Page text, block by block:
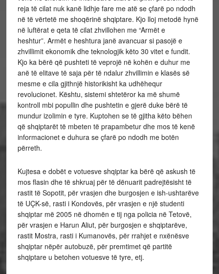
reja të cilat nuk kanë lidhje fare me atë se çfarë po ndodh
në të vërtetë me shoqërinë shqiptare. Kjo lloj metodë hynë
në luftërat e qeta të cilat zhvillohen me “Armët e
heshtur”. Armët e heshtura janë avancuar si pasojë e
zhvillimit ekonomik dhe teknologjik këto 30 vitet e fundit.
Kjo ka bërë që pushteti të veprojë në kohën e duhur me
anë të elitave të saja për të ndalur zhvillimin e klasës së
mesme e cila gjithnjë historikisht ka udhëhequr
revolucionet. Kështu, sistemi shtetëror ka më shumë
kontroll mbi popullin dhe pushtetin e gjerë duke bërë të
mundur izolimin e tyre. Kuptohen se të gjitha këto bëhen
që shqiptarët të mbeten të prapambetur dhe mos të kenë
informacionet e duhura se çfarë po ndodh me botën
përreth.
Kujtesa e dobët e votuesve shqiptar ka bërë që askush të
mos flasin dhe të shkruaj për të dënuarit padrejtësisht të
rastit të Sopotit, për vrasjen dhe burgosjen e ish-ushtarëve
të UÇK-së, rasti i Kondovës, për vrasjen e një studenti
shqiptar më 2005 në dhomën e tij nga policia në Tetovë,
për vrasjen e Harun Aliut, për burgosjen e shqiptarëve,
rastit Mostra, rasti i Kumanovës, për rrahjet e nxënësve
shqiptar nëpër autobuzë, për premtimet që partitë
shqiptare u betohen votuesve të tyre, etj.